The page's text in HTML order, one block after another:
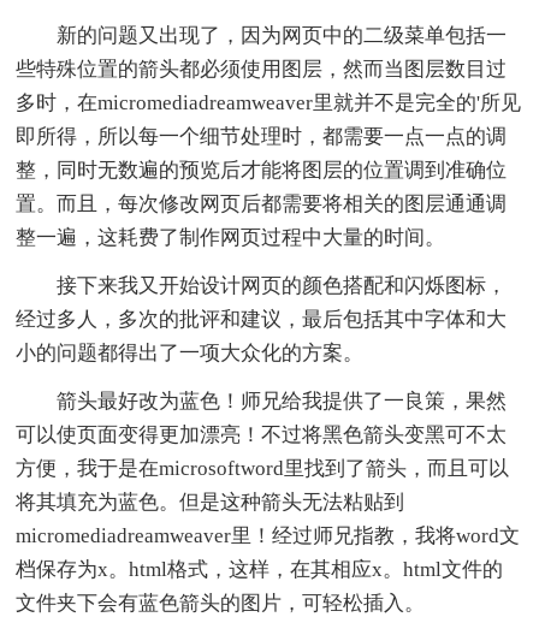
新的问题又出现了，因为网页中的二级菜单包括一
些特殊位置的箭头都必须使用图层，然而当图层数目过
多时，在micromediadreamweaver里就并不是完全的'所见
即所得，所以每一个细节处理时，都需要一点一点的调
整，同时无数遍的预览后才能将图层的位置调到准确位
置。而且，每次修改网页后都需要将相关的图层通通调
整一遍，这耗费了制作网页过程中大量的时间。
接下来我又开始设计网页的颜色搭配和闪烁图标，
经过多人，多次的批评和建议，最后包括其中字体和大
小的问题都得出了一项大众化的方案。
箭头最好改为蓝色！师兄给我提供了一良策，果然
可以使页面变得更加漂亮！不过将黑色箭头变黑可不太
方便，我于是在microsoftword里找到了箭头，而且可以
将其填充为蓝色。但是这种箭头无法粘贴到
micromediadreamweaver里！经过师兄指教，我将word文
档保存为x。html格式，这样，在其相应x。html文件的
文件夹下会有蓝色箭头的图片，可轻松插入。